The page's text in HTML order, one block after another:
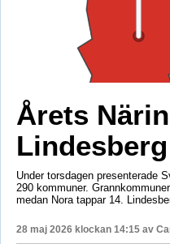
Årets
Under torsdagen presenterade
290 kommuner.
medan Nora tappar 14.
28 maj 2026 klockan 14:15 av